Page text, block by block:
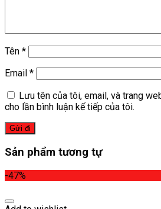
Tên *
Email *
Lưu tên của tôi, email, và trang
cho lần bình luận kế tiếp của tôi.
Sản phẩm tương tự
-47%